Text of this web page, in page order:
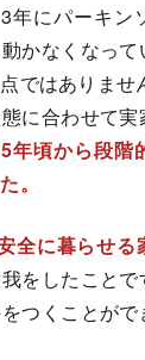
年にパーキン
かなくなっ
ではありませ
に合わせて
年頃から段階
。
全に暮らせる
をしたこと
つくことが